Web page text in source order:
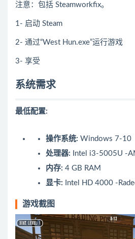
注意：包括 Steamworkfix。
1- 启动 Steam
2- 通过“West Hun.exe”运行游戏
3- 享受
系统需求
最低配置:
操作系统: Windows 7-10
处理器: Intel i3-5005U -
内存: 4 GB RAM
显卡: Intel HD 4000 -
游戏截图